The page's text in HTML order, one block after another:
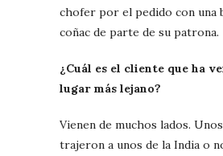
chofer por el pedido con una
coñac de parte de su patrona.
¿Cuál es el cliente que ha
lugar más lejano?
Vienen de muchos lados.
trajeron a unos de la India o